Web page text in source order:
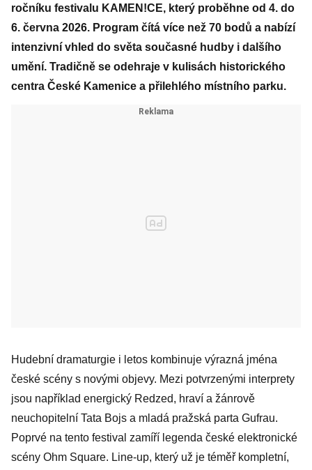
ročníku festivalu KAMEN!CE, který proběhne od 4. do
6. června 2026. Program čítá více než 70 bodů a nabízí
intenzivní vhled do světa současné hudby i dalšího
umění. Tradičně se odehraje v kulisách historického
centra České Kamenice a přilehlého místního parku.
Hudební dramaturgie i letos kombinuje výrazná jména
české scény s novými objevy. Mezi potvrzenými interprety
jsou například energický Redzed, hraví a žánrově
neuchopitelní Tata Bojs a mladá pražská parta Gufrau.
Poprvé na tento festival zamíří legenda české elektronické
scény Ohm Square. Line-up, který už je téměř kompletní,